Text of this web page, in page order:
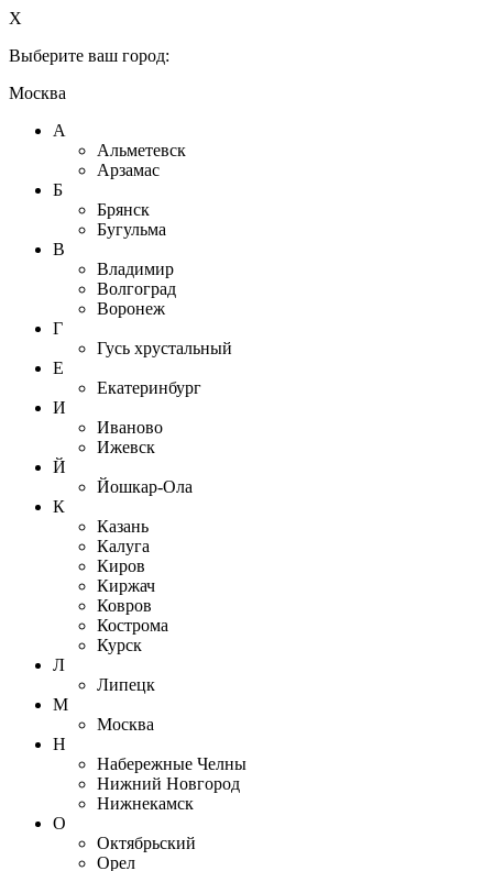
X
Выберите ваш город:
Москва
А
Альметевск
Арзамас
Б
Брянск
Бугульма
В
Владимир
Волгоград
Воронеж
Г
Гусь хрустальный
Е
Екатеринбург
И
Иваново
Ижевск
Й
Йошкар-Ола
К
Казань
Калуга
Киров
Киржач
Ковров
Кострома
Курск
Л
Липецк
М
Москва
Н
Набережные Челны
Нижний Новгород
Нижнекамск
О
Октябрьский
Орел